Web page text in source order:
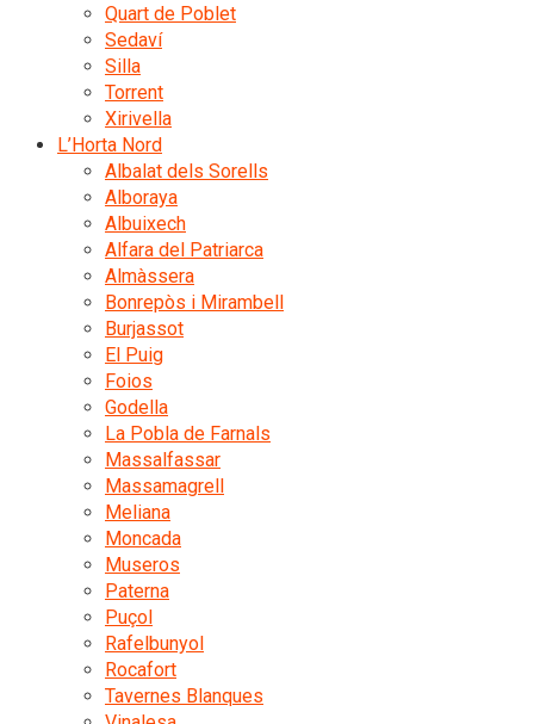
Quart de Poblet
Sedaví
Silla
Torrent
Xirivella
L’Horta Nord
Albalat dels Sorells
Alboraya
Albuixech
Alfara del Patriarca
Almàssera
Bonrepòs i Mirambell
Burjassot
El Puig
Foios
Godella
La Pobla de Farnals
Massalfassar
Massamagrell
Meliana
Moncada
Museros
Paterna
Puçol
Rafelbunyol
Rocafort
Tavernes Blanques